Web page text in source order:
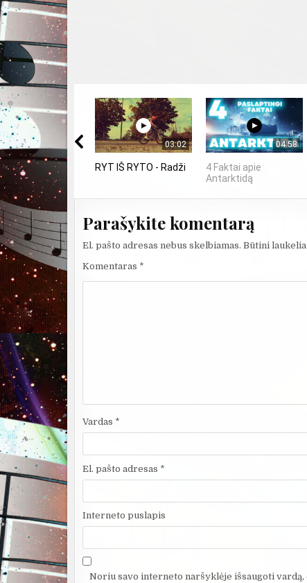
03:02
RYT IŠ RYTO - Radži
04:58
4 Faktai apie
Antarktidą
Parašykite komentarą
El. pašto adresas nebus skelbiamas. Būtini
Komentaras *
Vardas *
El. pašto adresas *
Interneto puslapis
Noriu savo interneto naršyklėje išsaugoti